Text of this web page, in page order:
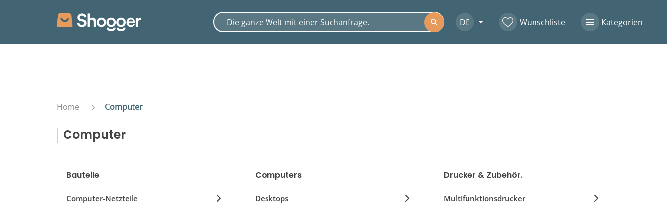
DE Wunschliste Kategorien
Home Computer
Computer
Bauteile
Computer-Netzteile
Computers
Desktops
Drucker & Zubehör.
Multifunktionsdrucker